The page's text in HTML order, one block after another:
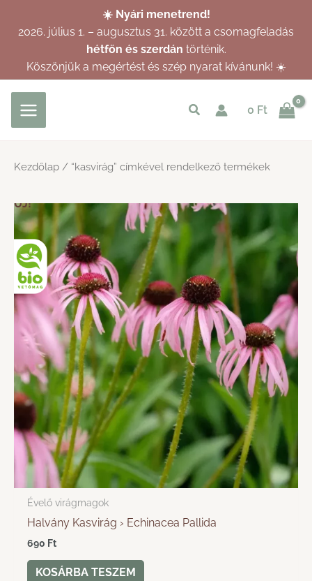
☀️ Nyári menetrend!
2026. július 1. – augusztus 31. között a csomagfeladás
hétfőn és szerdán történik.
Köszönjük a megértést és szép nyarat kívánunk! ☀️
Keresés
0 Ft
Kezdőlap / “kasvirág” címkével rendelkező termékek
ÚJ!
Évelő virágmagok
Halvány Kasvirág › Echinacea Pallida
690 Ft
KOSÁRBA TESZEM